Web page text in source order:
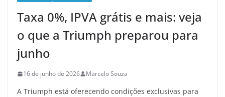
Taxa 0%, IPVA grátis e mais: veja
o que a Triumph preparou para
junho
16 de junho de 2026 Marcelo Souza
A Triumph está oferecendo condições exclusivas para